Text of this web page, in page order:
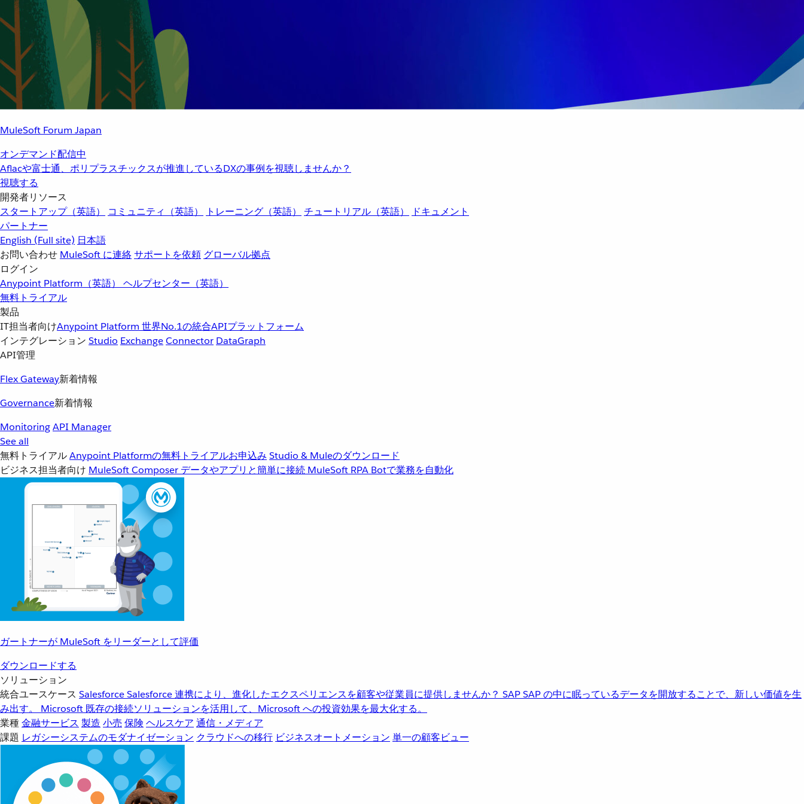
MuleSoft Forum Japan
オンデマンド配信中
Aflacや富士通、ポリプラスチックスが推進しているDXの事例を視聴しませんか？
視聴する
開発者リソース
スタートアップ（英語）
コミュニティ（英語） トレーニング（英語） チュートリアル（英語）
ドキュメント
パートナー
English (Full site) 日本語
お問い合わせ MuleSoft に連絡サポートを依頼 グローバル拠点
ログイン
Anypoint Platform（英語） ヘルプセンター（英語）
無料トライアル
製品
IT担当者向けAnypoint Platform 世界No.1の統合APIプラットフォーム
インテグレーション Studio ExchangeConnector DataGraph
API管理
Flex Gateway新着情報
Governance新着情報
MonitoringAPI Manager
See all
無料トライアルAnypoint Platformの無料トライアルお申込み Studio & Muleのダウンロード
ビジネス担当者向け MuleSoft Composer データやアプリと簡単に接続 MuleSoft RPA Botで業務を自動化
ガートナーが MuleSoft をリーダーとして評価
ダウンロードする
ソリューション
統合ユースケース SalesforceSalesforce 連携により、進化したエクスペリエンスを顧客や従業員に提供しませんか？ SAPSAP の中に眠っているデータを開放することで、新しい価値を生
み出す。
Microsoft 既存の接続ソリューションを活用して、Microsoft への投資効果を最大化する。
業種金融サービス 製造 小売 保険 ヘルスケア 通信・メディア
課題 レガシーシステムのモダナイゼーション クラウドへの移行 ビジネスオートメーション 単一の顧客ビュー